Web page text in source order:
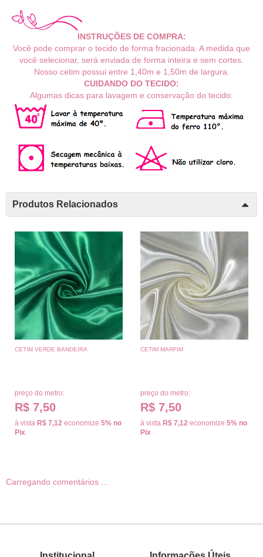
INSTRUÇÕES DE COMPRA:
Você pode comprar o tecido de forma fracionada. A medida que
você selecionar, será enviada de forma inteira e sem cortes.
Nosso cetim possuientre 1,40m e 1,50m de largura.
CUIDANDO DO TECIDO:
Algumas dicas para lavagem e conservação do tecido:
Produtos Relacionados
CETIM VERDE BANDEIRA
preço do metro:
R$ 7,50
à vista R$ 7,12 economize 5% no
Pix
CETIM MARFIM
preço do metro:
R$ 7,50
à vista R$ 7,12 economize 5% no
Pix
Carregando comentários ...